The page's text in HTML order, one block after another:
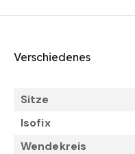
Verschiedenes
Sitze
Isofix
Wendekreis